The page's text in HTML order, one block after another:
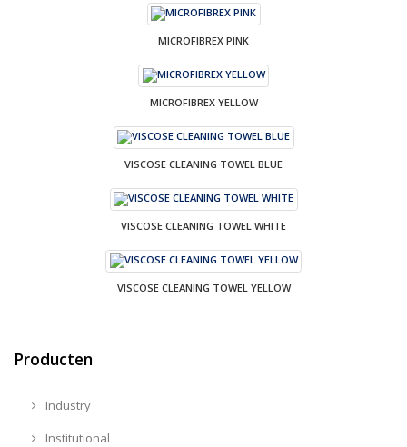
MICROFIBREX PINK
MICROFIBREX YELLOW
VISCOSE CLEANING TOWEL BLUE
VISCOSE CLEANING TOWEL WHITE
VISCOSE CLEANING TOWEL YELLOW
Producten
Industry
Institutional